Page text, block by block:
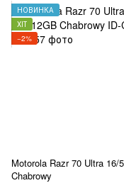
НОВИНКА
ХІТ
−2%
Motorola Razr 70 Ultra 16/
Chabrowy